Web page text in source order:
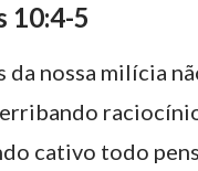
10:4-5
da nossa milícia
cativo todo